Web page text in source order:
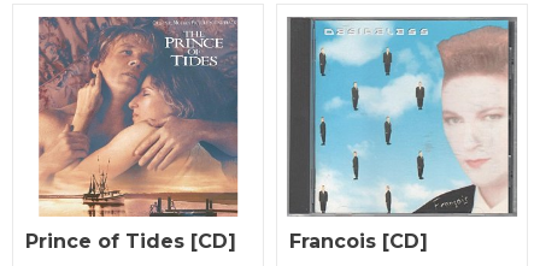
Prince of Tides [CD] Francois [CD]